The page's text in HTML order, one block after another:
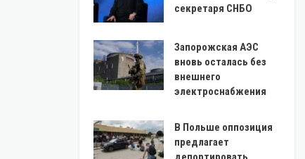
секретаря СНБО
Запорожская АЭС
вновь осталась без
внешнего
электроснабжения
В Польше оппозиция
предлагает